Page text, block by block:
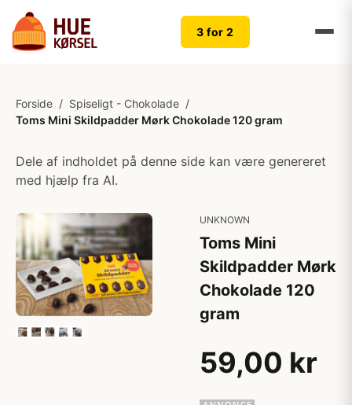
3 for 2
Forside / Spiseligt - Chokolade /
Toms Mini Skildpadder Mørk Chokolade 120 gram
Dele af indholdet på denne side kan være genereret
med hjælp fra AI.
UNKNOWN
Toms Mini
Skildpadder Mørk
Chokolade 120
gram
59,00 kr